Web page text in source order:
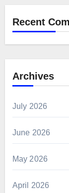
Recent
Archives
July 2026
June 2026
May 2026
April 2026